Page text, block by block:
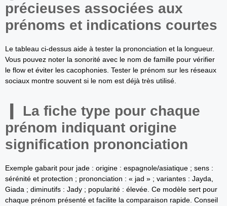
précieuses associées aux
prénoms et indications courtes
Le tableau ci-dessus aide à tester la prononciation et la longueur.
Vous pouvez noter la sonorité avec le nom de famille pour vérifier
le flow et éviter les cacophonies. Tester le prénom sur les réseaux
sociaux montre souvent si le nom est déjà très utilisé.
La fiche type pour chaque
prénom indiquant origine
signification prononciation
Exemple gabarit pour jade : origine : espagnole/asiatique ; sens :
sérénité et protection ; prononciation : « jad » ; variantes : Jayda,
Giada ; diminutifs : Jady ; popularité : élevée. Ce modèle sert pour
chaque prénom présenté et facilite la comparaison rapide. Conseil